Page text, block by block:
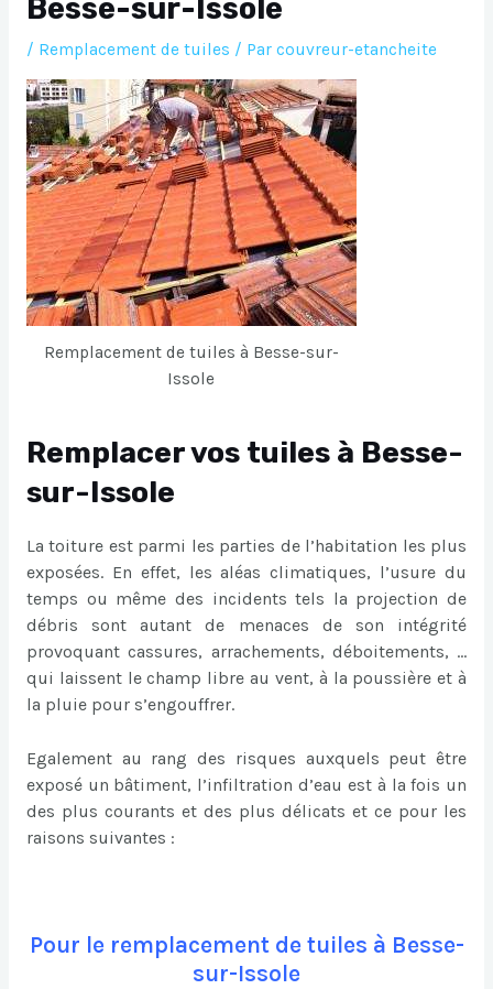
Besse-sur-Issole
/ Remplacement de tuiles / Par couvreur-etancheite
Remplacement de tuiles à Besse-sur-
Issole
Remplacer vos tuiles à Besse-
sur-Issole
La toiture est parmi les parties de l’habitation les plus
exposées. En effet, les aléas climatiques, l’usure du
temps ou même des incidents tels la projection de
débris sont autant de menaces de son intégrité
provoquant cassures, arrachements, déboitements, …
qui laissent le champ libre au vent, à la poussière et à
la pluie pour s’engouffrer.
Egalement au rang des risques auxquels peut être
exposé un bâtiment, l’infiltration d’eau est à la fois un
des plus courants et des plus délicats et ce pour les
raisons suivantes :
Pour le remplacement de tuiles à Besse-
sur-Issole